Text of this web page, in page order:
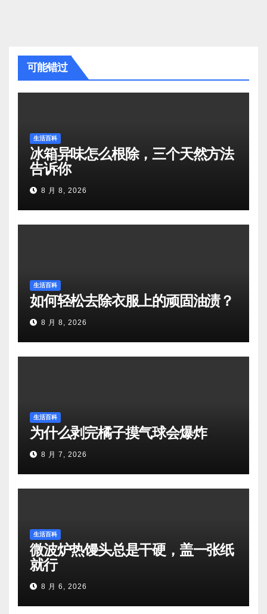
可能错过
生活百科
冰箱异味怎么根除，三个天然方法
告诉你
8 月 8, 2026
生活百科
如何轻松去除衣服上的顽固油渍？
8 月 8, 2026
生活百科
为什么剥完橘子摸气球会爆炸
8 月 7, 2026
生活百科
微波炉热馒头总是干硬，盖一张纸
就行
8 月 6, 2026